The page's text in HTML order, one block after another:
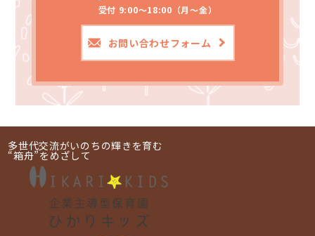
受付 9:00～18:00（月～金）
お問い合わせフォーム
多世代交流がいのちの輝きを育む
“箱舟”をめざして